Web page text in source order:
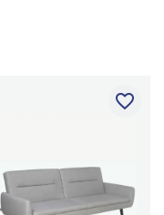
favorite_border